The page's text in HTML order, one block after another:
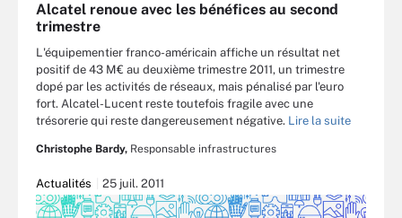
Alcatel renoue avec les bénéfices au second
trimestre
L'équipementier franco-américain affiche un résultat net
positif de 43 M€ au deuxième trimestre 2011, un trimestre
dopé par les activités de réseaux, mais pénalisé par l'euro
fort. Alcatel-Lucent reste toutefois fragile avec une
trésorerie qui reste dangereusement négative. Lire la suite
Christophe Bardy, Responsable infrastructures
Actualités 25 juil. 2011